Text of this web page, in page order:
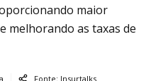
maior
melhorando as taxas de
Fonte: Insurtalks